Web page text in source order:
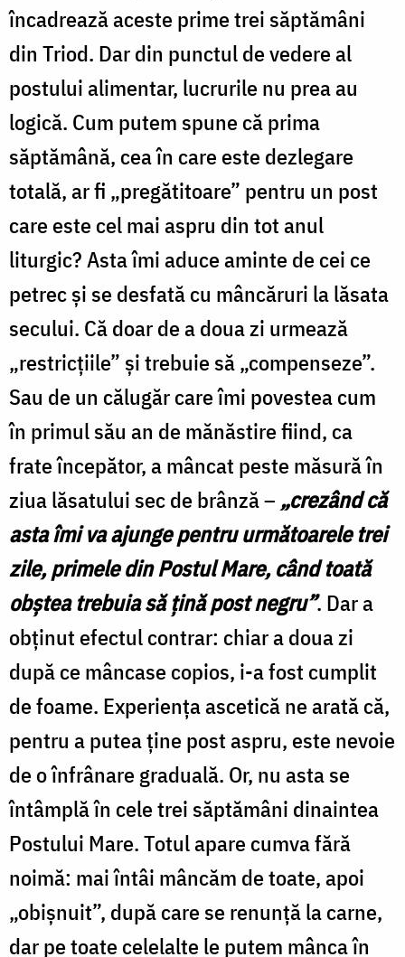
încadrează aceste prime trei săptămâni
din Triod. Dar din punctul de vedere al
postului alimentar, lucrurile nu prea au
logică. Cum putem spune că prima
săptămână, cea în care este dezlegare
totală, ar fi „pregătitoare” pentru un post
care este cel mai aspru din tot anul
liturgic? Asta îmi aduce aminte de cei ce
petrec şi se desfată cu mâncăruri la lăsata
secului. Că doar de a doua zi urmează
„restricţiile” şi trebuie să „compenseze”.
Sau de un călugăr care îmi povestea cum
în primul său an de mănăstire fiind, ca
frate începător, a mâncat peste măsură în
ziua lăsatului sec de brânză – „crezând că
asta îmi va ajunge pentru următoarele trei
zile, primele din Postul Mare, când toată
obştea trebuia să ţină post negru”. Dar a
obţinut efectul contrar: chiar a doua zi
după ce mâncase copios, i-a fost cumplit
de foame. Experienţa ascetică ne arată că,
pentru a putea ţine post aspru, este nevoie
de o înfrânare graduală. Or, nu asta se
întâmplă în cele trei săptămâni dinaintea
Postului Mare. Totul apare cumva fără
noimă: mai întâi mâncăm de toate, apoi
„obişnuit”, după care se renunţă la carne,
dar pe toate celelalte le putem mânca în